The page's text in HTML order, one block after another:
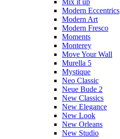
Mix it up
Modern Eccentrics
Modern Art
Modern Fresco
Moments
Monterey
Move Your Wall
Murella 5
Mystique
Neo Classic
Neue Bude 2
New Classics
New Elegance
New Look
New Orleans
New Studio